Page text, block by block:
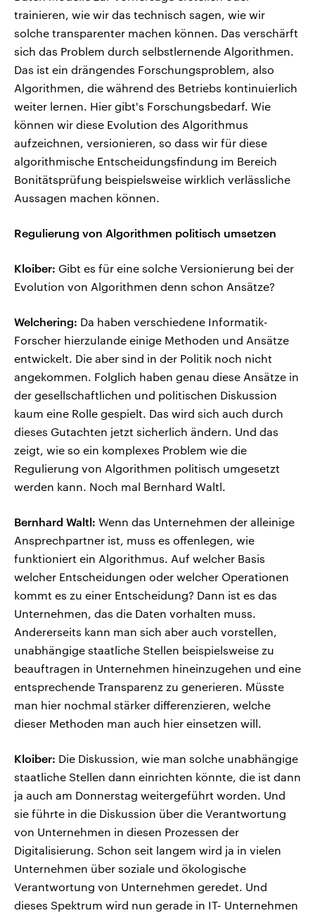
trainieren, wie wir das technisch sagen, wie wir
solche transparenter machen können. Das verschärft
sich das Problem durch selbstlernende Algorithmen.
Das ist ein drängendes Forschungsproblem, also
Algorithmen, die während des Betriebs kontinuierlich
weiter lernen. Hier gibt's Forschungsbedarf. Wie
können wir diese Evolution des Algorithmus
aufzeichnen, versionieren, so dass wir für diese
algorithmische Entscheidungsfindung im Bereich
Bonitätsprüfung beispielsweise wirklich verlässliche
Aussagen machen können.
Regulierung von Algorithmen politisch umsetzen
Kloiber: Gibt es für eine solche Versionierung bei der
Evolution von Algorithmen denn schon Ansätze?
Welchering: Da haben verschiedene Informatik-
Forscher hierzulande einige Methoden und Ansätze
entwickelt. Die aber sind in der Politik noch nicht
angekommen. Folglich haben genau diese Ansätze in
der gesellschaftlichen und politischen Diskussion
kaum eine Rolle gespielt. Das wird sich auch durch
dieses Gutachten jetzt sicherlich ändern. Und das
zeigt, wie so ein komplexes Problem wie die
Regulierung von Algorithmen politisch umgesetzt
werden kann. Noch mal Bernhard Waltl.
Bernhard Waltl: Wenn das Unternehmen der alleinige
Ansprechpartner ist, muss es offenlegen, wie
funktioniert ein Algorithmus. Auf welcher Basis
welcher Entscheidungen oder welcher Operationen
kommt es zu einer Entscheidung? Dann ist es das
Unternehmen, das die Daten vorhalten muss.
Andererseits kann man sich aber auch vorstellen,
unabhängige staatliche Stellen beispielsweise zu
beauftragen in Unternehmen hineinzugehen und eine
entsprechende Transparenz zu generieren. Müsste
man hier nochmal stärker differenzieren, welche
dieser Methoden man auch hier einsetzen will.
Kloiber: Die Diskussion, wie man solche unabhängige
staatliche Stellen dann einrichten könnte, die ist dann
ja auch am Donnerstag weitergeführt worden. Und
sie führte in die Diskussion über die Verantwortung
von Unternehmen in diesen Prozessen der
Digitalisierung. Schon seit langem wird ja in vielen
Unternehmen über soziale und ökologische
Verantwortung von Unternehmen geredet. Und
dieses Spektrum wird nun gerade in IT- Unternehmen